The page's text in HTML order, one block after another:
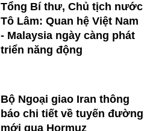
Tổng Bí thư, Chủ tịch nước
Tô Lâm: Quan hệ Việt Nam
- Malaysia ngày càng phát
triển năng động
Bộ Ngoại giao Iran thông
báo chi tiết về tuyến đường
mới qua Hormuz